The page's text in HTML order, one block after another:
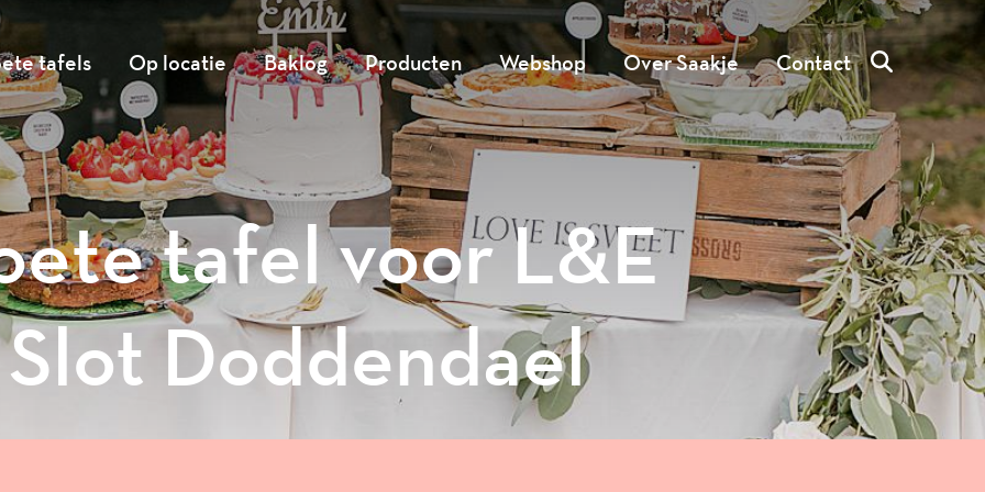
tafels Op locatie Baklog Producten Webshop Over Saakje Contact
tafel voor L&E
Doddendael